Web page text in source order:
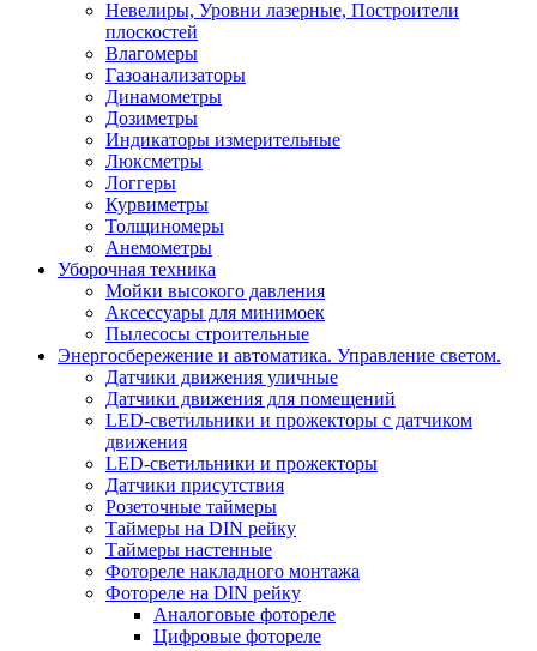
Невелиры, Уровни лазерные, Построители
плоскостей
Влагомеры
Газоанализаторы
Динамометры
Дозиметры
Индикаторы измерительные
Люксметры
Логгеры
Курвиметры
Толщиномеры
Анемометры
Уборочная техника
Мойки высокого давления
Аксессуары для минимоек
Пылесосы строительные
Энергосбережение и автоматика. Управление светом.
Датчики движения уличные
Датчики движения для помещений
LED-светильники и прожекторы с датчиком
движения
LED-светильники и прожекторы
Датчики присутствия
Розеточные таймеры
Таймеры на DIN рейку
Таймеры настенные
Фотореле накладного монтажа
Фотореле на DIN рейку
Аналоговые фотореле
Цифровые фотореле